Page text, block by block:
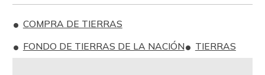
COMPRA DE TIERRAS
FONDO DE TIERRAS DE LA NACIÓN
TIERRAS